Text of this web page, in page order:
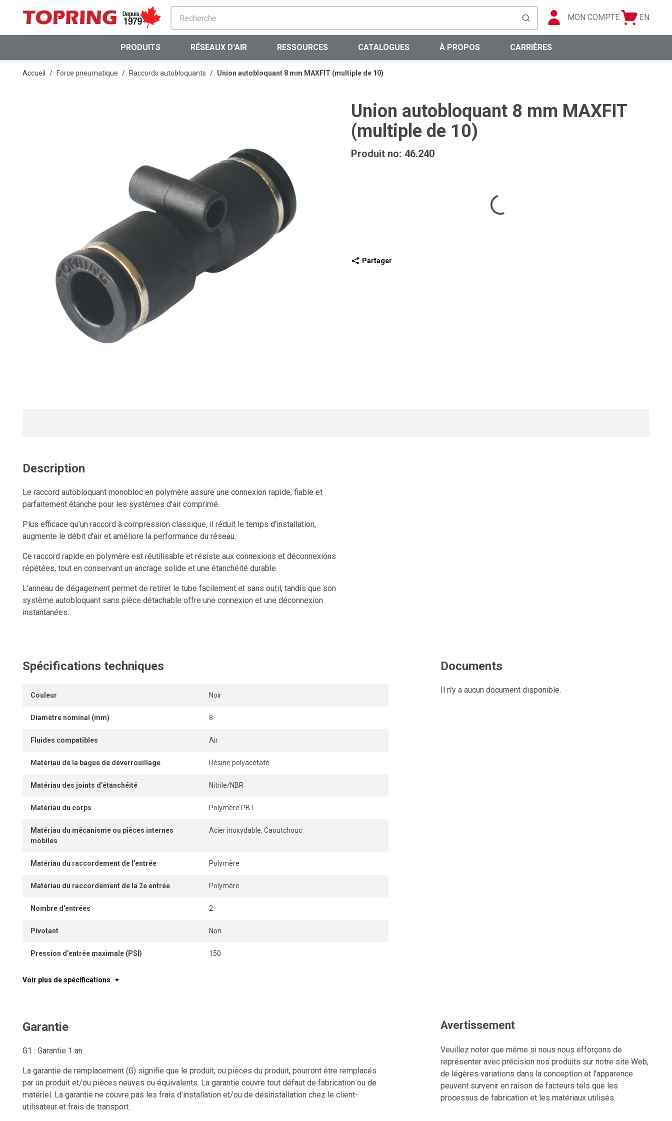
PASSER AU CONTENU PRINCIPAL
soumettre la recherche
MON COMPTE
Panier
Langue
EN
PRODUITS RÉSEAUX D'AIR RESSOURCES CATALOGUES À PROPOS CARRIÈRES
Accueil / Force pneumatique / Raccords autobloquants / Union autobloquant 8 mm MAXFIT (multiple de 10)
Union autobloquant 8 mm MAXFIT
(multiple de 10)
Produit no: 46.240
Partager
Description
Le raccord autobloquant monobloc en polymère assure une connexion rapide, fiable et
parfaitement étanche pour les systèmes d’air comprimé.
Plus efficace qu’un raccord à compression classique, il réduit le temps d’installation,
augmente le débit d’air et améliore la performance du réseau.
Ce raccord rapide en polymère est réutilisable et résiste aux connexions et déconnexions
répétées, tout en conservant un ancrage solide et une étanchéité durable.
L’anneau de dégagement permet de retirer le tube facilement et sans outil, tandis que son
système autobloquant sans pièce détachable offre une connexion et une déconnexion
instantanées.
Spécifications techniques
Couleur Noir
Diamètre nominal (mm) 8
Fluides compatibles Air
Matériau de la bague de déverrouillage Résine polyacétate
Matériau des joints d'étanchéité Nitrile/NBR
Matériau du corps Polymère PBT
Matériau du mécanisme ou pièces internes
mobiles
Acier inoxydable, Caoutchouc
Matériau du raccordement de l’entrée Polymère
Matériau du raccordement de la 2e entrée Polymère
Nombre d'entrées 2
Pivotant Non
Pression d'entrée maximale (PSI) 150
Voir plus de spécifications
Documents
Il n'y a aucun document disponible.
Garantie
G1 : Garantie 1 an
La garantie de remplacement (G) signifie que le produit, ou pièces du produit, pourront être remplacés
par un produit et/ou pièces neuves ou équivalents. La garantie couvre tout défaut de fabrication ou de
matériel. La garantie ne couvre pas les frais d'installation et/ou de désinstallation chez le client-
utilisateur et frais de transport.
Avertissement
Veuillez noter que même si nous nous efforçons de
représenter avec précision nos produits sur notre site Web,
de légères variations dans la conception et l'apparence
peuvent survenir en raison de facteurs tels que les
processus de fabrication et les matériaux utilisés.